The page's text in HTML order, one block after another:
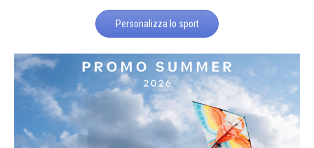
Personalizza lo sport